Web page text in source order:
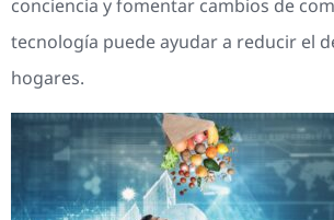
conciencia y fomentar cambios de
tecnología puede ayudar a reducir el
hogares.